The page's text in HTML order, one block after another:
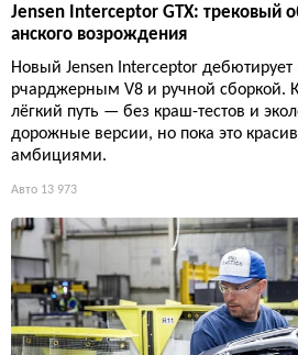
Jensen Interceptor GTX: трековый
анского возрождения
Новый Jensen Interceptor дебютирует
рчарджерным V8 и ручной сборкой.
лёгкий путь — без краш-тестов и
дорожные версии, но пока это
амбициями.
Авто 13 973